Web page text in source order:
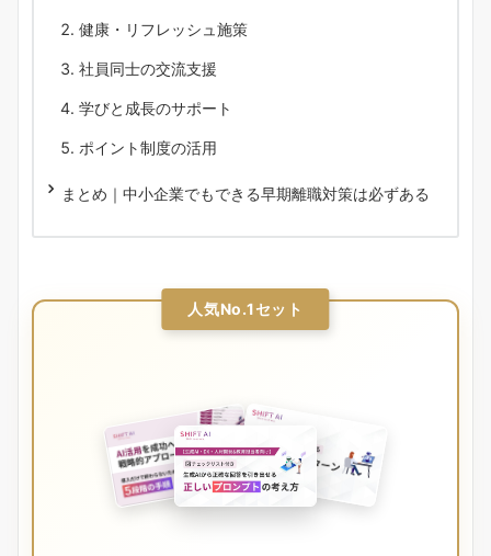
健康・リフレッシュ施策
社員同士の交流支援
学びと成長のサポート
ポイント制度の活用
まとめ｜中小企業でもできる早期離職対策は必ずある
人気No.1セット